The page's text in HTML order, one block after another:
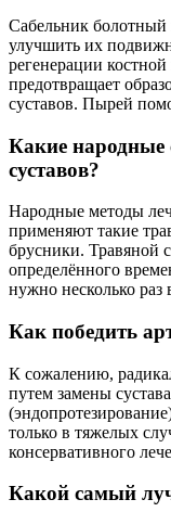
Сабельник болотный
улучшить их
регенерации
предотвращает
суставов. Пырей
Какие народные
суставов?
Народные методы
применяют такие
брусники. Травяной
определённого
нужно несколько раз
Как победить
К сожалению,
путем замены
только в тяжелых
консервативного
Какой самый